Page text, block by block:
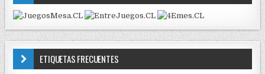
ETIQUETAS FRECUENTES